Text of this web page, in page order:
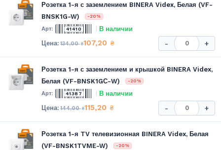
Розетка 1-я с заземлением BINERA Videx, Белая (VF-
BNSK1G-W)
-20%
41410 В наличии
134,00₴107,20 ₴ - +
Розетка 1-я с заземлением и крышкой BINERA Videx,
Белая (VF-BNSK1GС-W)
-20%
41387 В наличии
144,00₴115,20 ₴ - +
Розетка 1-я TV телевизионная BINERA Videx, Белая
(VF-BNSK1TVME-W)
-20%